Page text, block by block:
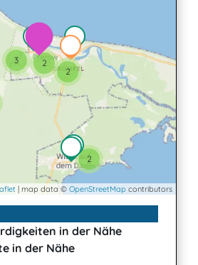
2
3
2
2
| map data © OpenStreetMap contributors
in der Nähe
in der Nähe